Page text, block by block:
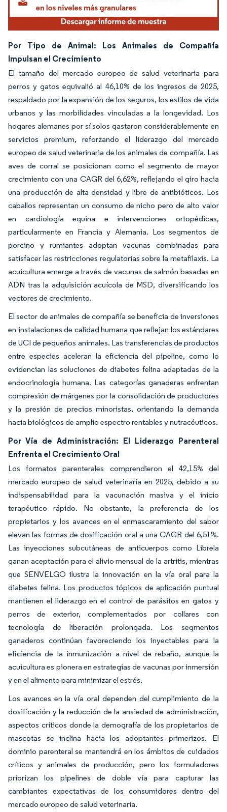
Por Tipo de Animal: Los Animales de Compañía
Impulsan el Crecimiento
El tamaño del mercado europeo de salud veterinaria para
perros y gatos equivalió al 46,10% de los ingresos de 2025,
respaldado por la expansión de los seguros, los estilos de vida
urbanos y las morbilidades vinculadas a la longevidad. Los
hogares alemanes por sí solos gastaron considerablemente en
servicios premium, reforzando el liderazgo del mercado
europeo de salud veterinaria de los animales de compañía. Las
aves de corral se posicionan como el segmento de mayor
crecimiento con una CAGR del 6,62%, reflejando el giro hacia
una producción de alta densidad y libre de antibióticos. Los
caballos representan un consumo de nicho pero de alto valor
en cardiología equina e intervenciones ortopédicas,
particularmente en Francia y Alemania. Los segmentos de
porcino y rumiantes adoptan vacunas combinadas para
satisfacer las restricciones regulatorias sobre la metafilaxis. La
acuicultura emerge a través de vacunas de salmón basadas en
ADN tras la adquisición acuícola de MSD, diversificando los
vectores de crecimiento.
El sector de animales de compañía se beneficia de inversiones
en instalaciones de calidad humana que reflejan los estándares
de UCI de pequeños animales. Las transferencias de productos
entre especies aceleran la eficiencia del pipeline, como lo
evidencian las soluciones de diabetes felina adaptadas de la
endocrinología humana. Las categorías ganaderas enfrentan
compresión de márgenes por la consolidación de productores
y la presión de precios minoristas, orientando la demanda
hacia biológicos de amplio espectro rentables y nutracéuticos.
Por Vía de Administración: El Liderazgo Parenteral
Enfrenta el Crecimiento Oral
Los formatos parenterales comprendieron el 42,15% del
mercado europeo de salud veterinaria en 2025, debido a su
indispensabilidad para la vacunación masiva y el inicio
terapéutico rápido. No obstante, la preferencia de los
propietarios y los avances en el enmascaramiento del sabor
elevan las formas de dosificación oral a una CAGR del 6,51%.
Las inyecciones subcutáneas de anticuerpos como Librela
ganan aceptación para el alivio mensual de la artritis, mientras
que SENVELGO ilustra la innovación en la vía oral para la
diabetes felina. Los productos tópicos de aplicación puntual
mantienen el liderazgo en el control de parásitos en gatos y
perros de exterior, complementados por collares con
tecnología de liberación prolongada. Los segmentos
ganaderos continúan favoreciendo los inyectables para la
eficiencia de la inmunización a nivel de rebaño, aunque la
acuicultura es pionera en estrategias de vacunas por inmersión
y en el alimento para minimizar el estrés.
Los avances en la vía oral dependen del cumplimiento de la
dosificación y la reducción de la ansiedad de administración,
aspectos críticos donde la demografía de los propietarios de
mascotas se inclina hacia los adoptantes primerizos. El
dominio parenteral se mantendrá en los ámbitos de cuidados
críticos y animales de producción, pero los formuladores
priorizan los pipelines de doble vía para capturar las
cambiantes expectativas de los consumidores dentro del
mercado europeo de salud veterinaria.